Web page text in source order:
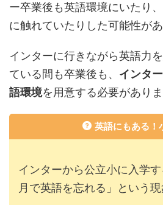
ー卒業後も英語環境にいたり
に触れていたりした可能性があ
インターに行きながら英語力
ている間も卒業後も、 インタ
語環境を用意する必要がありま
英語にもある！
インターから公立小に入学
月で英語を忘れる」という現